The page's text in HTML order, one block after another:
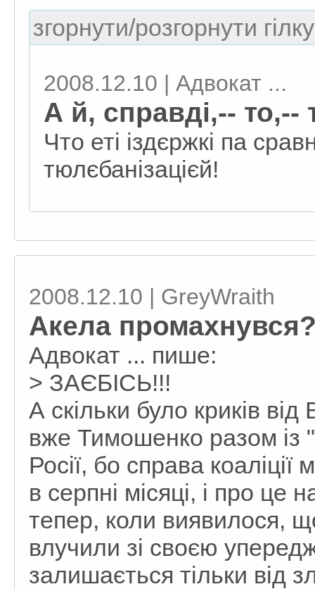
згорнути/розгорнути
2008.12.10 | Адвокат ...
А й, справді,-- то,--
Что еті іздєржкі па
тюлєбанізацієй!
2008.12.10 | GreyWraith
Акела
Адвокат ... пише:
> ЗАЄБІСЬ!!!
А скільки було криків
вже Тимошенко разом із
Росії, бо справа
в серпні місяці, і про це
тепер, коли виявилося,
влучили зі своєю
залишається тільки від